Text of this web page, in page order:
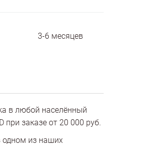
3-6 месяцев
в любой населённый
при заказе от 20 000 руб.
одном из наших